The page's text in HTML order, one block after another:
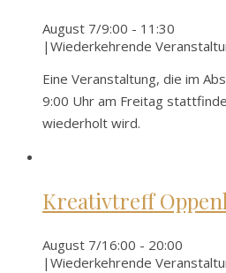
August 7/9:00 - 11:30
| Wiederkehrende
Eine Veranstaltung, die im
9:00 Uhr am Freitag
wiederholt wird.
Kreativtreff
August 7/16:00 - 20:00
| Wiederkehrende